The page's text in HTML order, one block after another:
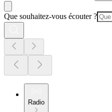
Que souhaitez-vous écouter ?
Radio